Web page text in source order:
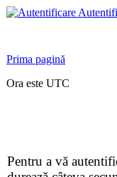
Prima pagină
Ora este UTC
Pentru a vă